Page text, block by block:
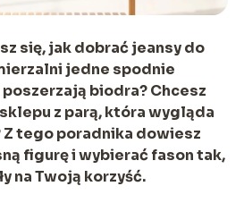
się,jak dobrać jeansy do
jedne spodnie
biodra? Chcesz
z parą, która wygląda
Z tego poradnika dowiesz
figurę i wybierać fason tak,
na Twoją korzyść.